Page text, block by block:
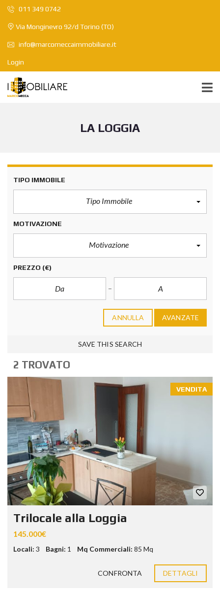
011 349 0742
Via Monginevro 92/d Torino (TO)
info@marcomeccaimmobiliare.it
Login
LA LOGGIA
TIPO IMMOBILE
Tipo Immobile
MOTIVAZIONE
Motivazione
PREZZO (€)
ANNULLA AVANZATE
SAVE THIS SEARCH
2 TROVATO
VENDITA
Trilocale alla Loggia
145.000€
Locali: 3 Bagni: 1 Mq Commerciali: 85 Mq
CONFRONTA DETTAGLI